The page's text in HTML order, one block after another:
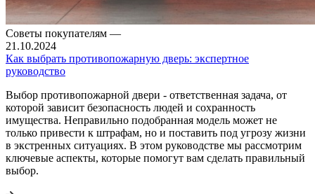
Советы покупателям —
21.10.2024
Как выбрать противопожарную дверь: экспертное
руководство
Выбор противопожарной двери - ответственная задача, от
которой зависит безопасность людей и сохранность
имущества. Неправильно подобранная модель может не
только привести к штрафам, но и поставить под угрозу жизни
в экстренных ситуациях. В этом руководстве мы рассмотрим
ключевые аспекты, которые помогут вам сделать правильный
выбор.